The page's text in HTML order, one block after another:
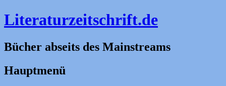
Literaturzeitschrift.de
Bücher abseits des Mainstreams
Hauptmenü